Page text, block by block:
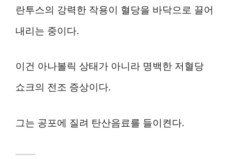
란투스의 강력한 작용이 혈당을 바닥으로 끌어
내리는 중이다.
이건 아나볼릭 상태가 아니라 명백한 저혈당
쇼크의 전조 증상이다.
그는 공포에 질려 탄산음료를 들이켠다.